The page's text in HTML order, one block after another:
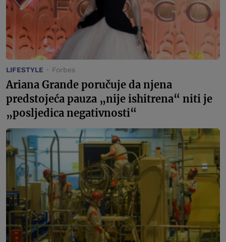
LIFESTYLE Forbes
Ariana Grande poručuje da njena
predstojeća pauza „nije ishitrena“ niti je
„posljedica negativnosti“